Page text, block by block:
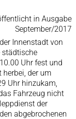
in Ausgabe
September/2017
Innenstadt von
städtische
Uhr fest und
der um
Uhr hinzukam,
Fahrzeug nicht
der
abgebrochenen